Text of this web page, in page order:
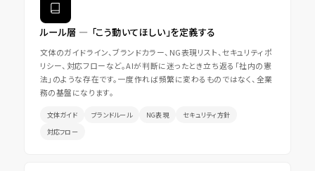
ルール層 ― 「こう動いてほしい」を定義する
文体のガイドライン、ブランドカラー、NG表現リスト、セキュリティポ
リシー、対応フローなど。AIが判断に迷ったとき立ち返る「社内の憲
法」のような存在です。一度作れば頻繁に変わるものではなく、全業
務の基盤になります。
文体ガイド ブランドルール NG表現
セキュリティ方針
対応フロー